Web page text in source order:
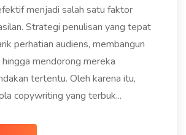
menjadi salah satu faktor
Strategi penulisan yang tepat
perhatian audiens, membangun
mendorong mereka
tertentu. Oleh karena itu,
copywriting yang terbuk...